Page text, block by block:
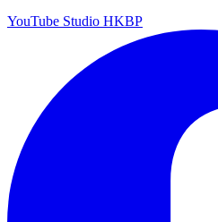
YouTube Studio HKBP